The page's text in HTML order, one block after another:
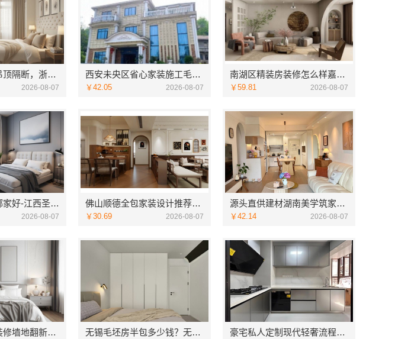
嵊州家庭装修吊顶隔断，浙江宜美嘉装饰专业施工
2026-08-07
西安未央区省心家装施工毛坯房材料靠谱——居安天成（西安）建筑工程有限责任公司
￥42.05 2026-08-07
南湖区精装房装修怎么样嘉兴家美建材科技有限公司
￥59.81 2026-08-07
江西高端装修哪家好-江西圣匠新型环保材料有限公司定制理想家园
2026-08-07
佛山顺德全包家装设计推荐——佛山市雅居美家装饰省心省力
￥30.69 2026-08-07
源头直供建材湖南美学筑家建材有限公司哪家专业靠谱
￥42.14 2026-08-07
局部改造家庭装修墙地翻新，海南万赢饰家新型建筑材料有限公司 无锡毛坯房半包多少钱？无锡亿莱居装饰工程材料有限公司为您提供参考 豪宅私人定制现代轻奢流程揭秘 | 江苏东钢金属家居有限公司一站式服务